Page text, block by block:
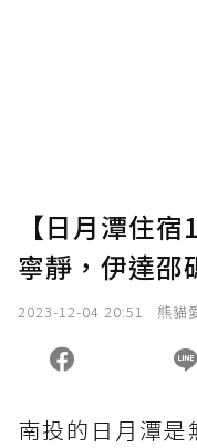
【日月潭住
寧靜，伊達邵
2023-12-04 20:51 熊貓
南投的日月潭是